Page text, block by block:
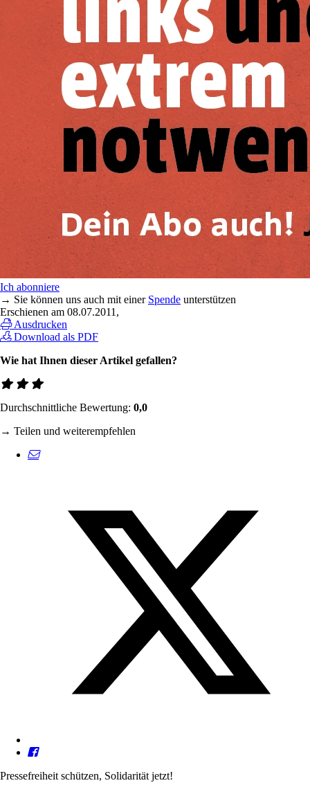
Ich abonniere
→ Sie können uns auch mit einer Spende unterstützen
Erschienen am 08.07.2011 ,
Ausdrucken
Download als PDF
Wie hat Ihnen dieser Artikel gefallen?
Durchschnittliche Bewertung: 0,0
→ Teilen und weiterempfehlen
Pressefreiheit schützen, Solidarität jetzt!